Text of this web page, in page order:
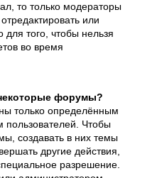
то только модераторы
или
для того, чтобы нельзя
во время
форумы?
только определённым
пользователей. Чтобы
создавать в них темы
другие действия,
разрешение.